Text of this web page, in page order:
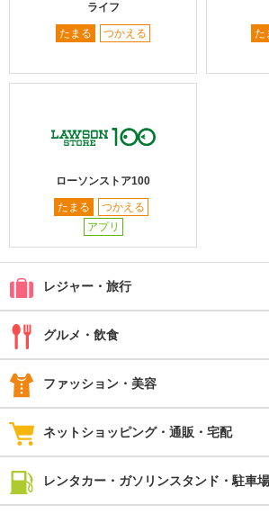
ライフ
たまる つかえる た
ローソンストア100
たまる
つかえる
アプリ
レジャー・旅行
グルメ・飲食
ファッション・美容
ネットショッピング・通販・宅配
レンタカー・ガソリンスタンド・駐車場